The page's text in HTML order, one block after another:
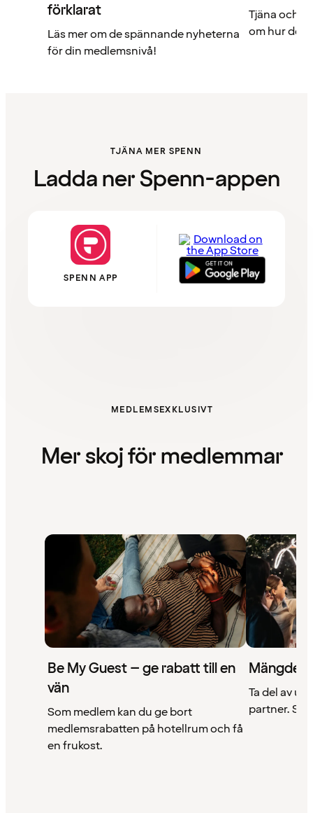
förklarat
Läs mer om de spännande nyheterna
för din medlemsnivå!
Tjäna och
om hur det
TJÄNA MER SPENN
Ladda ner Spenn-appen
SPENN APP
MEDLEMSEXKLUSIVT
Mer skoj för medlemmar
Be My Guest – ge rabatt till en
vän
Som medlem kan du ge bort
medlemsrabatten på hotellrum och få
en frukost.
Mängder
Ta del av
partner. Se